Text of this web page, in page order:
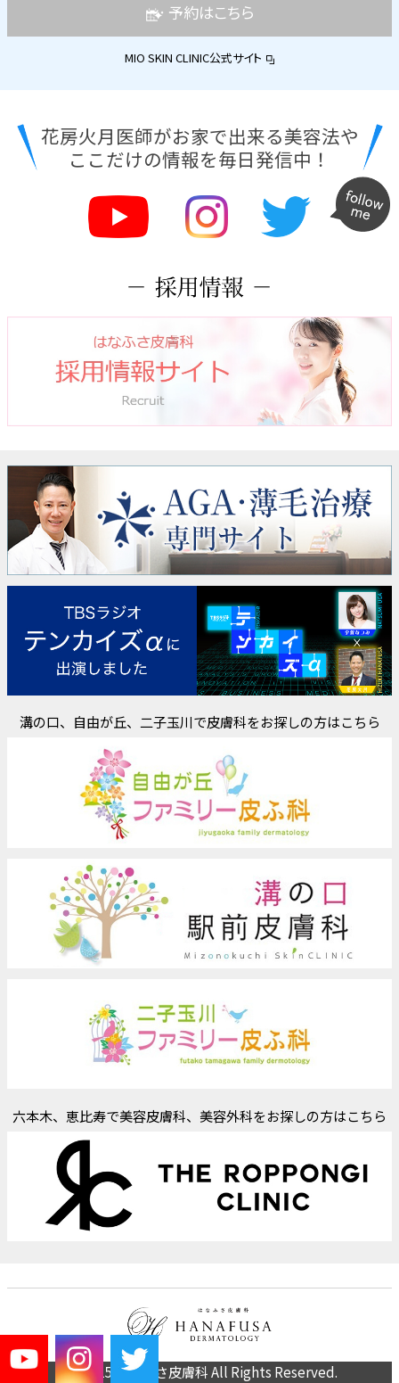
予約はこちら
MIO SKIN CLINIC公式サイト
花房火月医師がお家で出来る美容法や
ここだけの情報を毎日発信中！
溝の口、自由が丘、二子玉川で皮膚科をお探しの方はこちら
六本木、恵比寿で美容皮膚科、美容外科をお探しの方はこちら
(C) 2015 はなふさ皮膚科 All Rights Reserved.